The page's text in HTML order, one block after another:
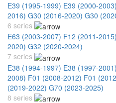
E39 (1995-1999) E39 (2000-2003)
2016) G30 (2016-2020) G30
6 series
E63 (2003-2007) F12 (2011-2015)
2020) G32 (2020-2024)
7 series
E38 (1994-1997) E38 (1997-2001)
2008) F01 (2008-2012) F01
(2019-2022) G70 (2023-2025)
8 series